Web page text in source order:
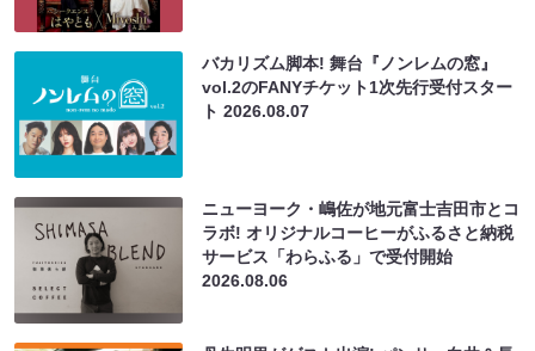
バカリズム脚本! 舞台『ノンレムの窓』
vol.2のFANYチケット1次先行受付スター
ト2026.08.07
ニューヨーク・嶋佐が地元富士吉田市とコ
ラボ! オリジナルコーヒーがふるさと納税
サービス「わらふる」で受付開始
2026.08.06